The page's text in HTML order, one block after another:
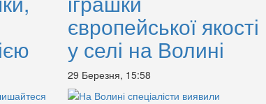
європейської якості
у селі на Волині
29 Березня, 15:58